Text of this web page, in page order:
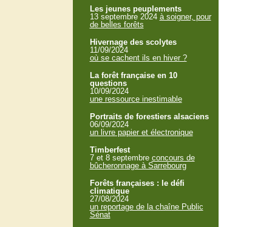
Les jeunes peuplements
13 septembre 2024 à soigner, pour
de belles forêts
Hivernage des scolytes
11/09/2024
où se cachent ils en hiver ?
La forêt française en 10
questions
10/09/2024
une ressource inestimable
Portraits de forestiers alsaciens
06/09/2024
un livre papier et électronique
Timberfest
7 et 8 septembre concours de
bûcheronnage à Sarrebourg
Forêts françaises : le défi
climatique
27/08/2024
un reportage de la chaîne Public
Sénat